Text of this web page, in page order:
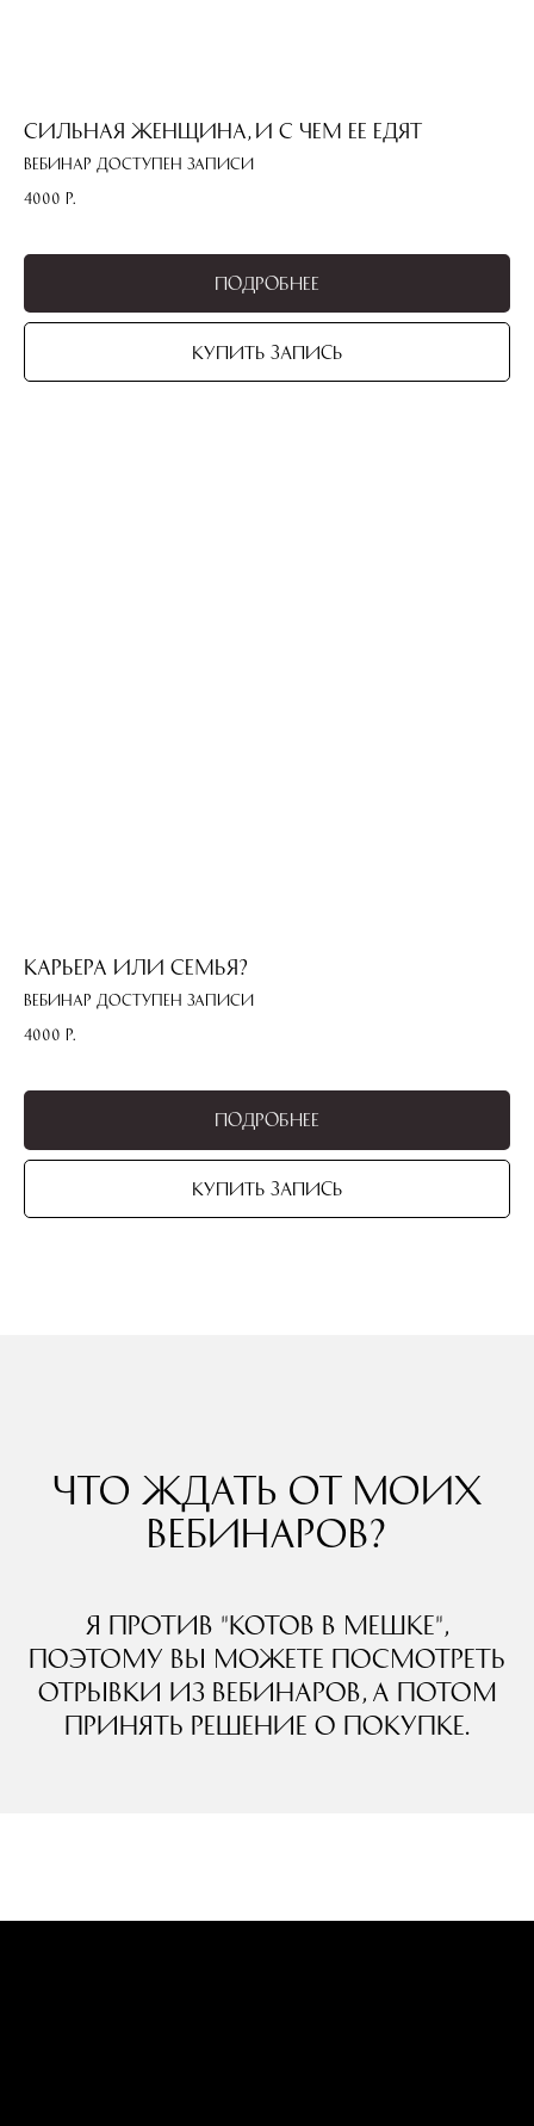
Сильная женщина, и с чем ее едят
Вебинар доступен записи
4000 р.
Подробнее
Купить запись
Карьера или семья?
Вебинар доступен записи
4000 р.
Подробнее
Купить запись
Что ждать от моих
вебинаров?
Я против "котов в мешке",
поэтому Вы можете посмотреть
отрывки из вебинаров, а потом
принять решение о покупке.